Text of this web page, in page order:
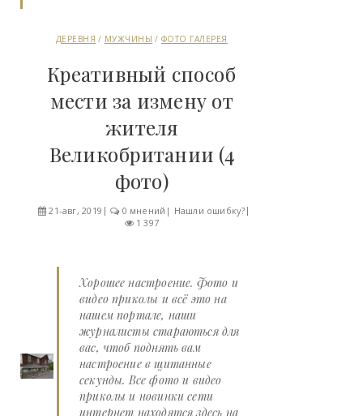
ДЕРЕВНЯ / МУЖЧИНЫ / ФОТО ГАЛЕРЕЯ
Креативный способ
мести за измену от
жителя
Великобритании (4
фото)
21-авг, 2019 0 мнений | Нашли ошибку?
1 397
Хорошее настроение. Фото и
видео приколы и всё это на
нашем портале, наши
журналисты стараються для
вас, чтоб поднять вам
настроение в щитанные
секунды. Все фото и видео
приколы и новинки сети
интернет находятся здесь на